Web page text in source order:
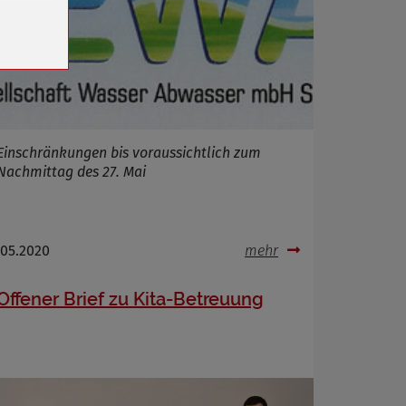
bis voraussichtlich zum
des 27. Mai
mehr
Brief zu Kita-Betreuung